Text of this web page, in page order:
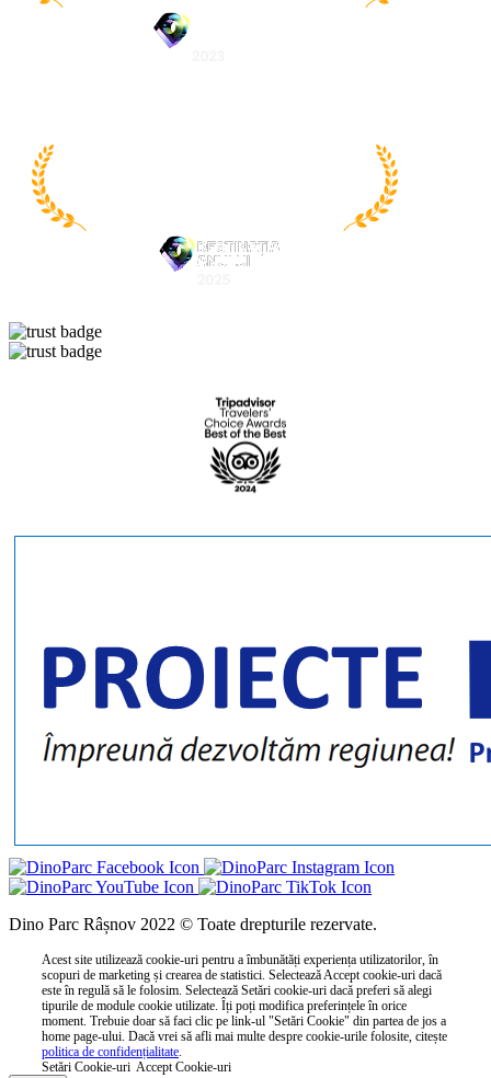
Dino Parc Râșnov 2022 © Toate drepturile rezervate.
Acest site utilizează cookie-uri pentru a îmbunătăți experiența utilizatorilor, în
scopuri de marketing și crearea de statistici. Selectează Accept cookie-uri dacă
este în regulă să le folosim. Selectează Setări cookie-uri dacă preferi să alegi
tipurile de module cookie utilizate. Îți poți modifica preferințele în orice
moment. Trebuie doar să faci clic pe link-ul "Setări Cookie" din partea de jos a
home page-ului. Dacă vrei să afli mai multe despre cookie-urile folosite, citește
politica de confidențialitate
Setări Cookie-uri Accept Cookie-uri